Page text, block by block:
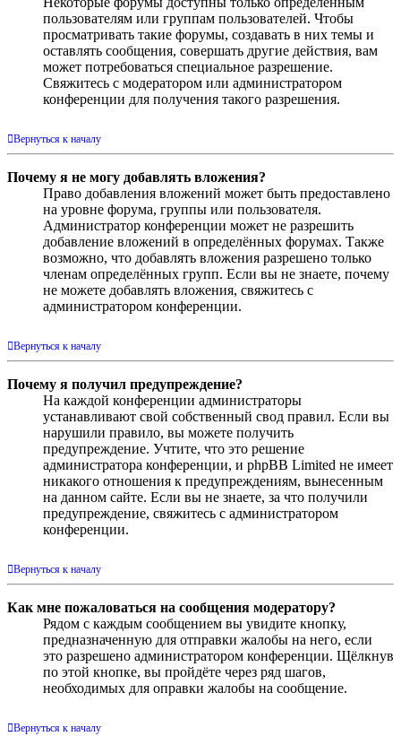
пользователям или группам пользователей. Чтобы
просматривать такие форумы, создавать в них темы и
оставлять сообщения, совершать другие действия, вам
может потребоваться специальное разрешение.
Свяжитесь с модератором или администратором
конференции для получения такого разрешения.
Вернуться к началу
Почему я не могу добавлять вложения?
Право добавления вложений может быть предоставлено
на уровне форума, группы или пользователя.
Администратор конференции может не разрешить
добавление вложений в определённых форумах. Также
возможно, что добавлять вложения разрешено только
членам определённых групп. Если вы не знаете, почему
не можете добавлять вложения, свяжитесь с
администратором конференции.
Вернуться к началу
Почему я получил предупреждение?
На каждой конференции администраторы
устанавливают свой собственный свод правил. Если вы
нарушили правило, вы можете получить
предупреждение. Учтите, что это решение
администратора конференции, и phpBB Limited не имеет
никакого отношения к предупреждениям, вынесенным
на данном сайте. Если вы не знаете, за что получили
предупреждение, свяжитесь с администратором
конференции.
Вернуться к началу
Как мне пожаловаться на сообщения модератору?
Рядом с каждым сообщением вы увидите кнопку,
предназначенную для отправки жалобы на него, если
это разрешено администратором конференции. Щёлкнув
по этой кнопке, вы пройдёте через ряд шагов,
необходимых для оправки жалобы на сообщение.
Вернуться к началу